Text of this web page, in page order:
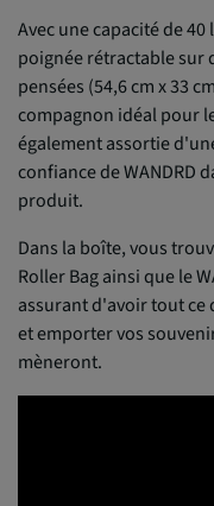
Avec une capacité de
poignée rétractable sur
pensées (54,6 cm x 33
compagnon idéal pour
également assortie
confiance de WANDRD
produit.
Dans la boîte, vous
Roller Bag ainsi que le
assurant d'avoir tout ce
et emporter vos
mèneront.